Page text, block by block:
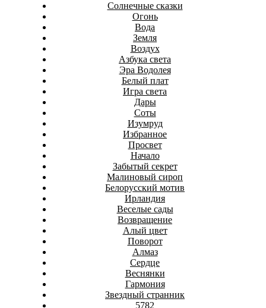
Солнечные сказки
Огонь
Вода
Земля
Воздух
Азбука света
Эра Водолея
Белый плат
Игра света
Дары
Соты
Изумруд
Избранное
Просвет
Начало
Забытый секрет
Малиновый сироп
Белорусский мотив
Ирландия
Веселые сады
Возвращение
Алый цвет
Поворот
Алмаз
Сердце
Веснянки
Гармония
Звездный странник
5782